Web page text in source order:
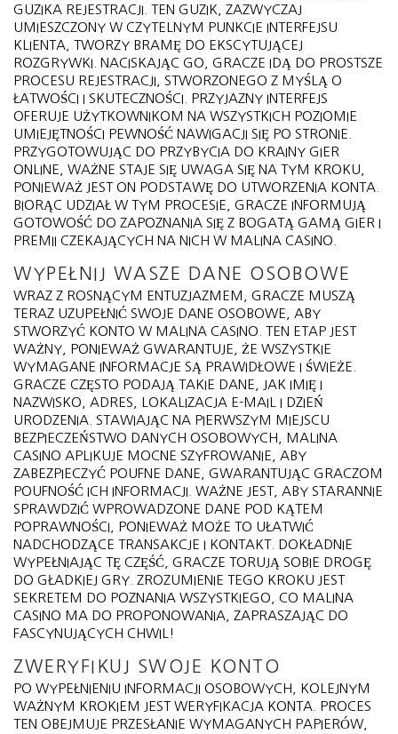
GUZIKA REJESTRACJI. TEN GUZIK, ZAZWYCZAJ
UMIESZCZONY W CZYTELNYM PUNKCIE INTERFEJSU
KLIENTA, TWORZY BRAMĘ DO EKSCYTUJĄCEJ
ROZGRYWKI. NACISKAJĄC GO, GRACZE IDĄ DO PROSTSZE
PROCESU REJESTRACJI, STWORZONEGO Z MYŚLĄ O
ŁATWOŚCI I SKUTECZNOŚCI. PRZYJAZNY INTERFEJS
OFERUJE UŻYTKOWNIKOM NA WSZYSTKICH POZIOMIE
UMIEJĘTNOŚCI PEWNOŚĆ NAWIGACJI SIĘ PO STRONIE.
PRZYGOTOWUJĄC DO PRZYBYCIA DO KRAINY GIER
ONLINE, WAŻNE STAJE SIĘ UWAGA SIĘ NA TYM KROKU,
PONIEWAŻ JEST ON PODSTAWĘ DO UTWORZENIA KONTA.
BIORĄC UDZIAŁ W TYM PROCESIE, GRACZE INFORMUJĄ
GOTOWOŚĆ DO ZAPOZNANIA SIĘ Z BOGATĄ GAMĄ GIER I
PREMII CZEKAJĄCYCH NA NICH W MALINA CASINO.
WYPEŁNIJ WASZE DANE OSOBOWE
WRAZ Z ROSNĄCYM ENTUZJAZMEM, GRACZE MUSZĄ
TERAZ UZUPEŁNIĆ SWOJE DANE OSOBOWE, ABY
STWORZYĆ KONTO W MALINA CASINO. TEN ETAP JEST
WAŻNY, PONIEWAŻ GWARANTUJE, ŻE WSZYSTKIE
WYMAGANE INFORMACJE SĄ PRAWIDŁOWE I ŚWIEŻE.
GRACZE CZĘSTO PODAJĄ TAKIE DANE, JAK IMIĘ I
NAZWISKO, ADRES, LOKALIZACJA E-MAIL I DZIEŃ
URODZENIA. STAWIAJĄC NA PIERWSZYM MIEJSCU
BEZPIECZEŃSTWO DANYCH OSOBOWYCH, MALINA
CASINO APLIKUJE MOCNE SZYFROWANIE, ABY
ZABEZPIECZYĆ POUFNE DANE, GWARANTUJĄC GRACZOM
POUFNOŚĆ ICH INFORMACJI. WAŻNE JEST, ABY STARANNIE
SPRAWDZIĆ WPROWADZONE DANE POD KĄTEM
POPRAWNOŚCI, PONIEWAŻ MOŻE TO UŁATWIĆ
NADCHODZĄCE TRANSAKCJE I KONTAKT. DOKŁADNIE
WYPEŁNIAJĄC TĘ CZĘŚĆ, GRACZE TORUJĄ SOBIE DROGĘ
DO GŁADKIEJ GRY. ZROZUMIENIE TEGO KROKU JEST
SEKRETEM DO POZNANIA WSZYSTKIEGO, CO MALINA
CASINO MA DO PROPONOWANIA, ZAPRASZAJĄC DO
FASCYNUJĄCYCH CHWIL!
ZWERYFIKUJ SWOJE KONTO
PO WYPEŁNIENIU INFORMACJI OSOBOWYCH, KOLEJNYM
WAŻNYM KROKIEM JEST WERYFIKACJA KONTA. PROCES
TEN OBEJMUJE PRZESŁANIE WYMAGANYCH PAPIERÓW,